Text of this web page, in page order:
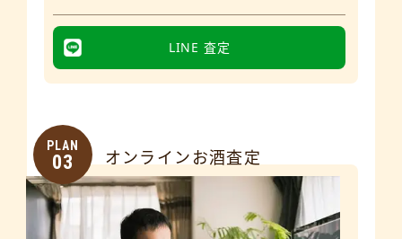
LINE 査定
PLAN
03 オンラインお酒査定